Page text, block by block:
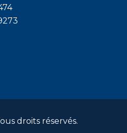
droits réservés.